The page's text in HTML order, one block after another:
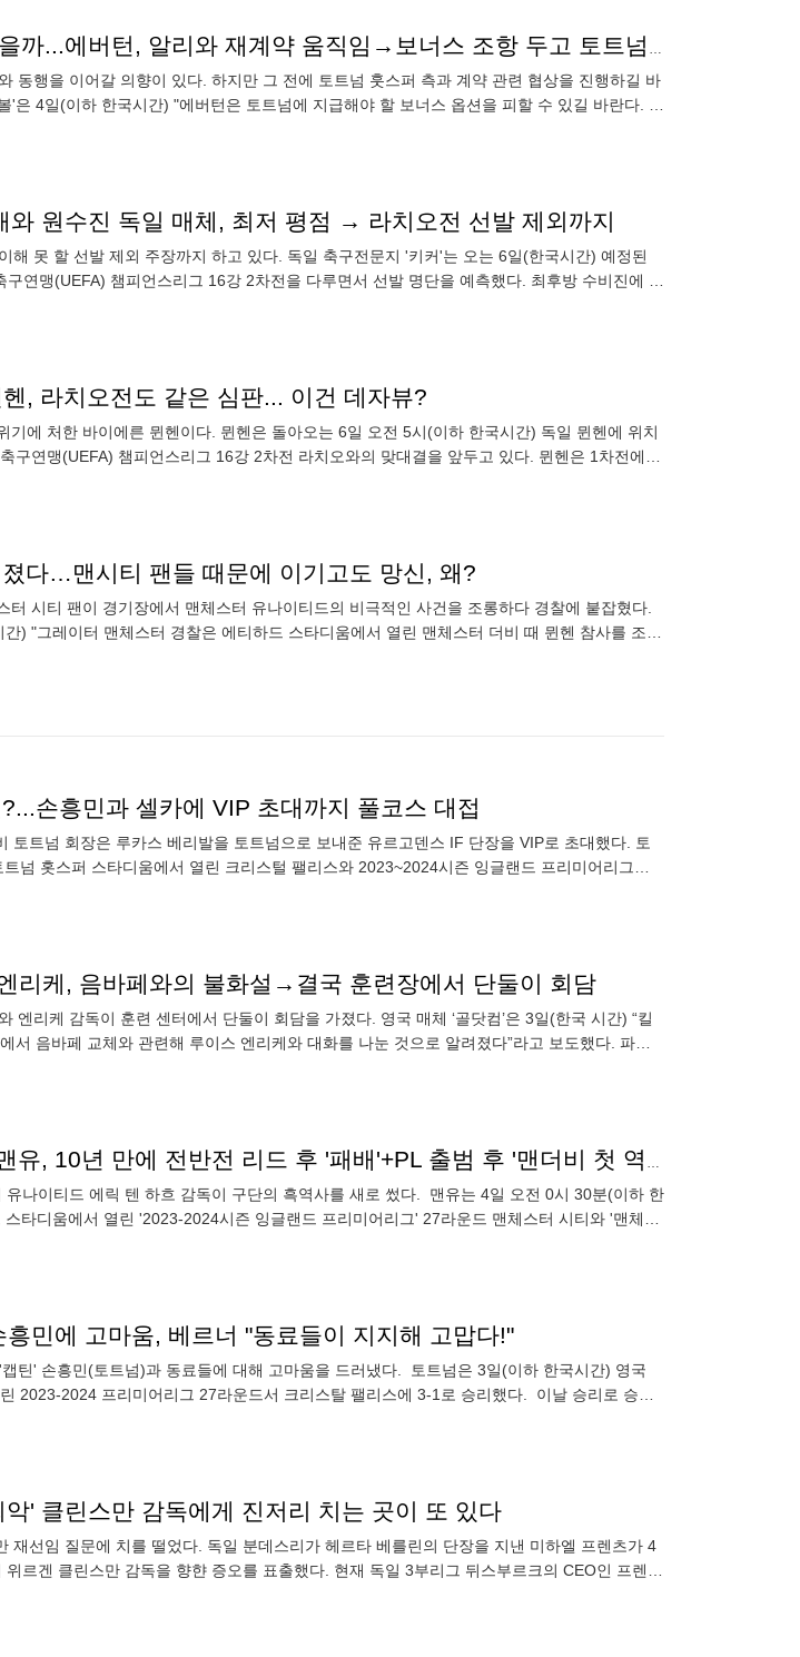
'SON과 뛸 때' 웃음 되찾을까...에버턴, 알리와 재계약 움직임→보너스 조항 두고 토트넘과 논의
동행을 이어갈 의향이 있다. 하지만 그 전에 토트넘 훗스퍼 측과 계약 관련 협상을 진행하길 바
'은 4일(이하 한국시간) "에버턴은 토트넘에 지급해야 할 보너스 옵션을 피할 수 있길 바란다. 여
와 원수진 독일 매체, 최저 평점 → 라치오전 선발 제외까지
해 못 할 선발 제외 주장까지 하고 있다. 독일 축구전문지 '키커'는 오는 6일(한국시간) 예정된
연맹(UEFA) 챔피언스리그 16강 2차전을 다루면서 선발 명단을 예측했다. 최후방 수비진에 김
, 라치오전도 같은 심판... 이건 데자뷰?
기에 처한 바이에른 뮌헨이다. 뮌헨은 돌아오는 6일 오전 5시(이하 한국시간) 독일 뮌헨에 위치
구연맹(UEFA) 챔피언스리그 16강 2차전 라치오와의 맞대결을 앞두고 있다. 뮌헨은 1차전에서
다…맨시티 팬들 때문에 이기고도 망신, 왜?
터 시티 팬이 경기장에서 맨체스터 유나이티드의 비극적인 사건을 조롱하다 경찰에 붙잡혔다.
) "그레이터 맨체스터 경찰은 에티하드 스타디움에서 열린 맨체스터 더비 때 뮌헨 참사를 조롱
손흥민과 셀카에 VIP 초대까지 풀코스 대접
토트넘 회장은 루카스 베리발을 토트넘으로 보내준 유르고덴스 IF 단장을 VIP로 초대했다. 토
넘 홋스퍼 스타디움에서 열린 크리스털 팰리스와 2023~2024시즌 잉글랜드 프리미어리그
리케, 음바페와의 불화설→결국 훈련장에서 단둘이 회담
엔리케 감독이 훈련 센터에서 단둘이 회담을 가졌다. 영국 매체 ‘골닷컴’은 3일(한국 시간) “킬
서 음바페 교체와 관련해 루이스 엔리케와 대화를 나눈 것으로 알려졌다”라고 보도했다. 파리
'흑역사 제조기 텐 하흐' 맨유, 10년 만에 전반전 리드 후 '패배'+PL 출범 후 '맨더비 첫 역전패'...올 시즌 2경기 더 패배→구단 역사상 PL '최다패'
유나이티드 에릭 텐 하흐 감독이 구단의 흑역사를 새로 썼다. 맨유는 4일 오전 0시 30분(이하 한
타디움에서 열린 '2023-2024시즌 잉글랜드 프리미어리그' 27라운드 맨체스터 시티와 '맨체스
민에 고마움, 베르너 "동료들이 지지해 고맙다!"
틴' 손흥민(토트넘)과 동료들에 대해 고마움을 드러냈다. 토트넘은 3일(이하 한국시간) 영국
2023-2024 프리미어리그 27라운드서 크리스탈 팰리스에 3-1로 승리했다. 이날 승리로 승점
' 클린스만 감독에게 진저리 치는 곳이 또 있다
재선임 질문에 치를 떨었다. 독일 분데스리가 헤르타 베를린의 단장을 지낸 미하엘 프렌츠가 4
르겐 클린스만 감독을 향햔 증오를 표출했다. 현재 독일 3부리그 뒤스부르크의 CEO인 프렌츠